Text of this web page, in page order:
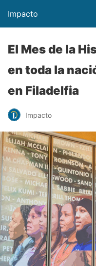
Impacto
El Mes de la
en toda la
en Filadelfia
Impacto